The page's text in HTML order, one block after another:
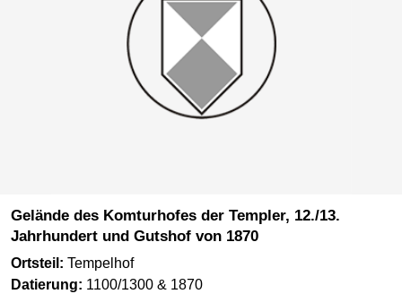
Gelände des Komturhofes der Templer, 12./13.
Jahrhundert und Gutshof von 1870
Ortsteil: Tempelhof
Datierung: 1100/1300 & 1870